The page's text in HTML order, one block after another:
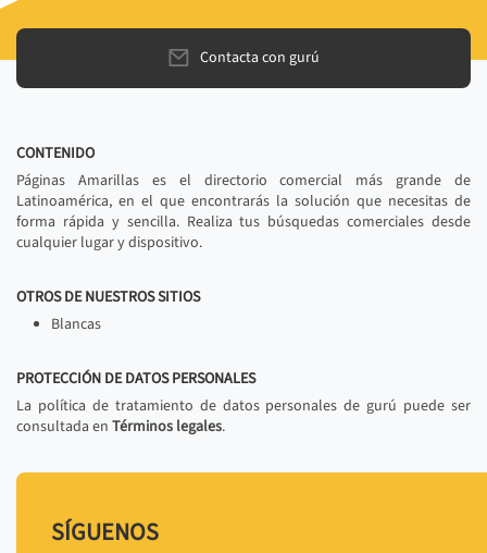
Contacta con gurú
CONTENIDO
Páginas Amarillas es el directorio comercial más grande de
Latinoamérica, en el que encontrarás la solución que necesitas de
forma rápida y sencilla. Realiza tus búsquedas comerciales desde
cualquier lugar y dispositivo.
OTROS DE NUESTROS SITIOS
Blancas
PROTECCIÓN DE DATOS PERSONALES
La política de tratamiento de datos personales de gurú puede ser
consultada en Términos legales.
SÍGUENOS